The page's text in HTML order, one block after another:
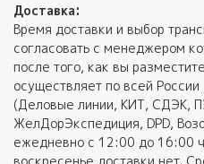
Доставка:
Время доставки и выбор
согласовать с менеджером
после того, как вы
осуществляет по всей
(Деловые линии, КИТ, СДЭК,
ЖелДорЭкспедиция, DPD,
ежедневно с 12:00 до 16:00
воскресенье доставки нет.